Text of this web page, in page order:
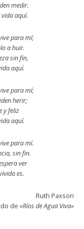
medir.
aquí.
para mí;
a huir.
sin fin,
aquí.
para mí;
herir;
y feliz
aquí.
para mí.
sin fin.
ver
es.
Ruth Paxson
de «Ríos de Agua Viva»